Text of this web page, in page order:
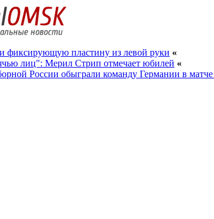
фиксирующую пластину из левой руки «
лиц": Мерил Стрип отмечает юбилей «
России обыграли команду Германии в